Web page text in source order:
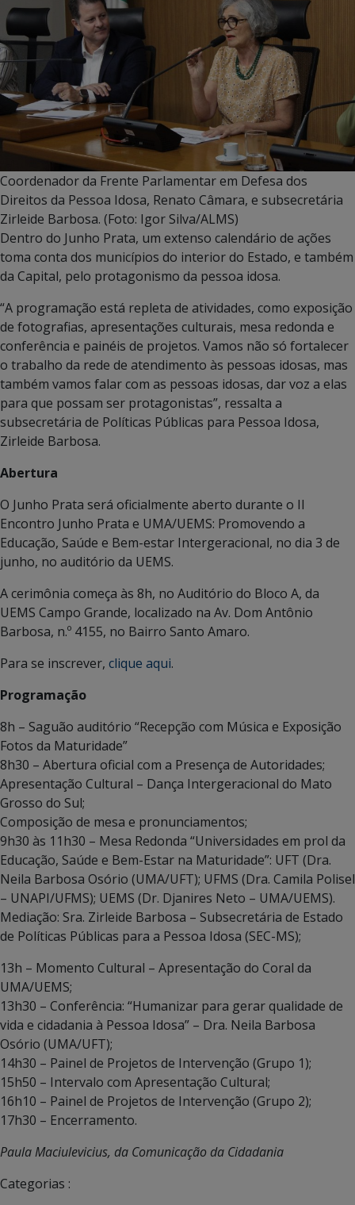
Coordenador da Frente Parlamentar em Defesa dos
Direitos da Pessoa Idosa, Renato Câmara, e subsecretária
Zirleide Barbosa. (Foto: Igor Silva/ALMS)
Dentro do Junho Prata, um extenso calendário de ações
toma conta dos municípios do interior do Estado, e também
da Capital, pelo protagonismo da pessoa idosa.
“A programação está repleta de atividades, como exposição
de fotografias, apresentações culturais, mesa redonda e
conferência e painéis de projetos. Vamos não só fortalecer
o trabalho da rede de atendimento às pessoas idosas, mas
também vamos falar com as pessoas idosas, dar voz a elas
para que possam ser protagonistas”, ressalta a
subsecretária de Políticas Públicas para Pessoa Idosa,
Zirleide Barbosa.
Abertura
O Junho Prata será oficialmente aberto durante o II
Encontro Junho Prata e UMA/UEMS: Promovendo a
Educação, Saúde e Bem-estar Intergeracional, no dia 3 de
junho, no auditório da UEMS.
A cerimônia começa às 8h, no Auditório do Bloco A, da
UEMS Campo Grande, localizado na Av. Dom Antônio
Barbosa, n.º 4155, no Bairro Santo Amaro.
Para se inscrever, clique aqui.
Programação
8h – Saguão auditório “Recepção com Música e Exposição
Fotos da Maturidade”
8h30 – Abertura oficial com a Presença de Autoridades;
Apresentação Cultural – Dança Intergeracional do Mato
Grosso do Sul;
Composição de mesa e pronunciamentos;
9h30 às 11h30 – Mesa Redonda “Universidades em prol da
Educação, Saúde e Bem-Estar na Maturidade”: UFT (Dra.
Neila Barbosa Osório (UMA/UFT); UFMS (Dra. Camila Polisel
– UNAPI/UFMS); UEMS (Dr. Djanires Neto – UMA/UEMS).
Mediação: Sra. Zirleide Barbosa – Subsecretária de Estado
de Políticas Públicas para a Pessoa Idosa (SEC-MS);
13h – Momento Cultural – Apresentação do Coral da
UMA/UEMS;
13h30 – Conferência: “Humanizar para gerar qualidade de
vida e cidadania à Pessoa Idosa” – Dra. Neila Barbosa
Osório (UMA/UFT);
14h30 – Painel de Projetos de Intervenção (Grupo 1);
15h50 – Intervalo com Apresentação Cultural;
16h10 – Painel de Projetos de Intervenção (Grupo 2);
17h30 – Encerramento.
Paula Maciulevicius, da Comunicação da Cidadania
Categorias :